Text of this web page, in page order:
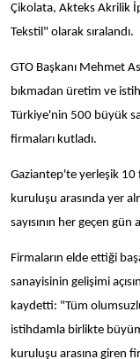
Çikolata, Akteks Akrilik
Tekstil" olarak sıralandı.
GTO Başkanı Mehmet
bıkmadan üretim ve
Türkiye'nin 500 büyük
firmaları kutladı.
Gaziantep'te yerleşik 10
kuruluşu arasında yer
sayısının her geçen gün
Firmaların elde ettiği
sanayisinin gelişimi
kaydetti: "Tüm
istihdamla birlikte
kuruluşu arasına giren